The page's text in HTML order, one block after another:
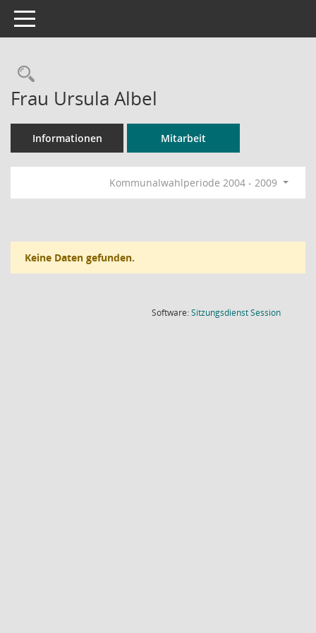
Toggle navigation
Rechercheauswahl
Frau Ursula Albel
Informationen Mitarbeit
Kommunalwahlperiode 2004 - 2009
Keine Daten gefunden.
Software:SitzungsdienstSession(Wird in